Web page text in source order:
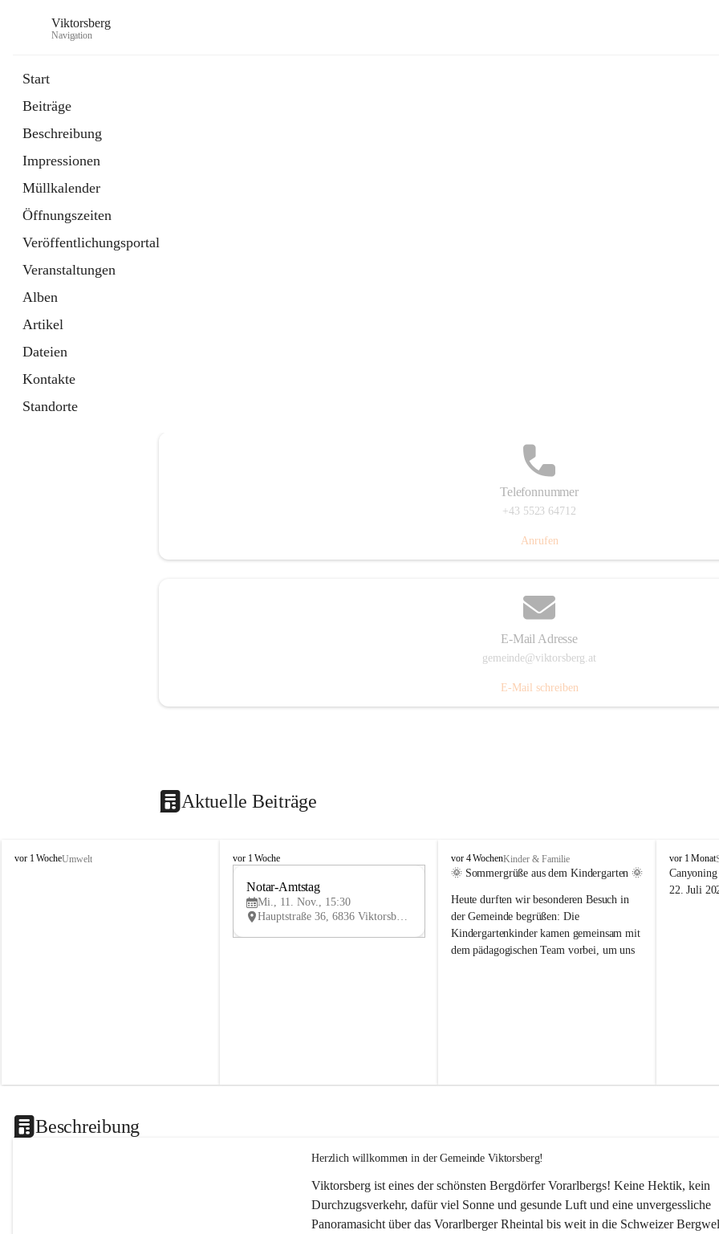
Viktorsberg
Navigation
Start
Beiträge
Beschreibung
Impressionen
Müllkalender
Öffnungszeiten
Veröffentlichungsportal
Veranstaltungen
Alben
Artikel
Dateien
Kontakte
Standorte
Telefonnummer
+43 5523 64712
Anrufen
E-Mail Adresse
gemeinde@viktorsberg.at
E-Mail schreiben
Aktuelle Beiträge
V
vor 1 WocheUmwelt
V
vor 1 Woche
V
Notar-Amtstag
Mi., 11. Nov., 15:30
Hauptstraße 36, 6836 Viktorsberg, AUT
V
i
t
o
r
s
vor 4 WochenKinder & Familie
🌞 Sommergrüße aus dem Kindergarten 🌞
Heute durften wir besonderen Besuch in
der Gemeinde begrüßen: Die
Kindergartenkinder kamen gemeinsam mit
dem pädagogischen Team vorbei, um uns
V
i
k
vor 1 Monat
22. Juli
Beschreibung
Herzlich willkommen in der Gemeinde Viktorsberg!
Viktorsberg ist eines der schönsten Bergdörfer Vorarlbergs! Keine Hektik, kein
Durchzugsverkehr, dafür viel Sonne und gesunde Luft und eine unvergessliche
Panoramasicht über das Vorarlberger Rheintal bis weit in die Schweizer